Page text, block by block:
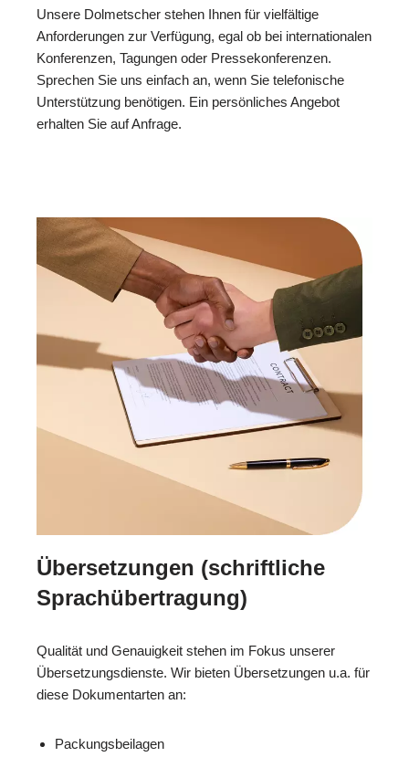
Unsere Dolmetscher stehen Ihnen für vielfältige
Anforderungen zur Verfügung, egal ob bei internationalen
Konferenzen, Tagungen oder Pressekonferenzen.
Sprechen Sie uns einfach an, wenn Sie telefonische
Unterstützung benötigen. Ein persönliches Angebot
erhalten Sie auf Anfrage.
Übersetzungen (schriftliche
Sprachübertragung)
Qualität und Genauigkeit stehen im Fokus unserer
Übersetzungsdienste. Wir bieten Übersetzungen u.a. für
diese Dokumentarten an:
Packungsbeilagen